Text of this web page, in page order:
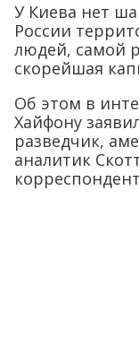
У Киева нет
России
людей, самой
скорейшая
Об этом в
Хайфону
разведчик,
аналитик